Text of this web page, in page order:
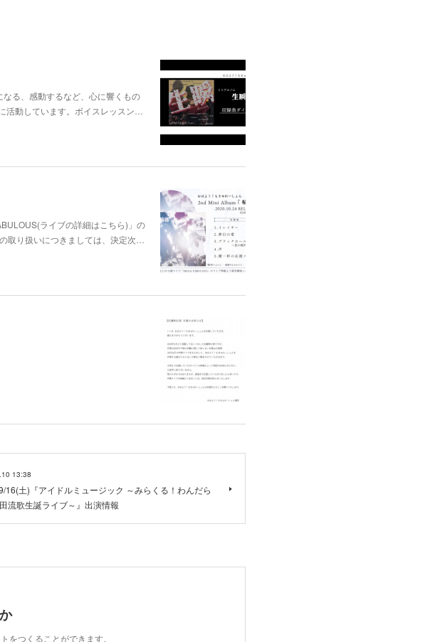
る、感動するなど、心に響くもの
活動しています。ボイスレッスン…
ライブの詳細はこちら)」の
取り扱いにつきましては、決定次…
13:38
16(土)『アイドルミュージック ～みらくる！わんだら
流歌生誕ライブ～』出演情報
をつくることができます。